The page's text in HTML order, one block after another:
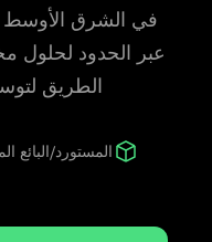
عبر الحدود لحلول
الطريق
المستورد/البائع